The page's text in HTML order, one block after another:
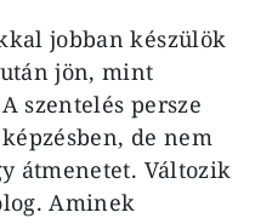
jobban készülök
jön, mint
szentelés persze
de nem
átmenetet. Változik
Aminek